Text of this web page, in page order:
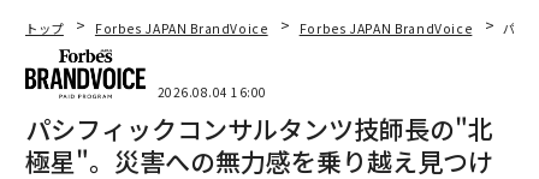
トップ Forbes JAPAN BrandVoice Forbes JAPAN BrandVoice パシ
2026.08.04 16:00
パシフィックコンサルタンツ技師長の"北
極星"。災害への無力感を乗り越え見つけ